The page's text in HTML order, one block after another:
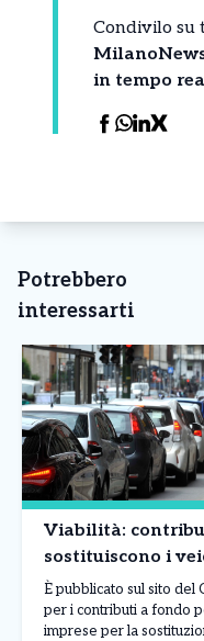
Condivilo su
in tempo
Potrebbero
interessarti
Viabilità:
sostituiscono i
È pubblicato sul sito del
per i contributi a fondo
imprese per la